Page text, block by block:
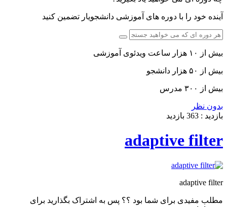
آینده خود را با دوره های آموزشی دانشجویار تضمین کنید
بیش از ۱۰ هزار ساعت ویدئوی آموزشی
بیش از ۵۰ هزار دانشجو
بیش از ۳۰۰ مدرس
بدون نظر
بازدید : 363 بازدید
adaptive filter
adaptive filter
مطلب مفیدی برای شما بود ؟؟ پس به اشتراک بگذارید برای